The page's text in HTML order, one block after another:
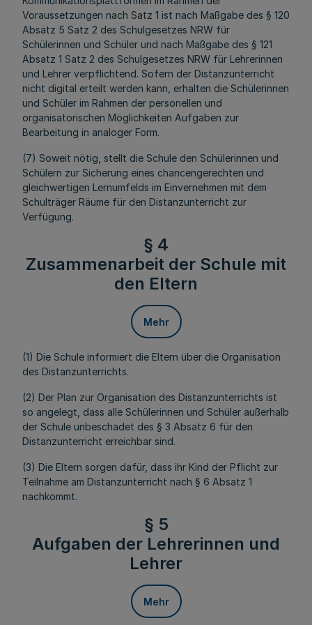
Voraussetzungen nach Satz 1 ist nach Maßgabe des § 120
Absatz 5 Satz 2 des Schulgesetzes NRW für
Schülerinnen und Schüler und nach Maßgabe des § 121
Absatz 1 Satz 2 des Schulgesetzes NRW für Lehrerinnen
und Lehrer verpflichtend. Sofern der Distanzunterricht
nicht digital erteilt werden kann, erhalten die Schülerinnen
und Schüler im Rahmen der personellen und
organisatorischen Möglichkeiten Aufgaben zur
Bearbeitung in analoger Form.
(7) Soweit nötig, stellt die Schule den Schülerinnen und
Schülern zur Sicherung eines chancengerechten und
gleichwertigen Lernumfelds im Einvernehmen mit dem
Schulträger Räume für den Distanzunterricht zur
Verfügung.
§ 4
Zusammenarbeit der Schule mit
den Eltern
Mehr
(1) Die Schule informiert die Eltern über die Organisation
des Distanzunterrichts.
(2) Der Plan zur Organisation des Distanzunterrichts ist
so angelegt, dass alle Schülerinnen und Schüler außerhalb
der Schule unbeschadet des § 3 Absatz 6 für den
Distanzunterricht erreichbar sind.
(3) Die Eltern sorgen dafür, dass ihr Kind der Pflicht zur
Teilnahme am Distanzunterricht nach § 6 Absatz 1
nachkommt.
§ 5
Aufgaben der Lehrerinnen und
Lehrer
Mehr